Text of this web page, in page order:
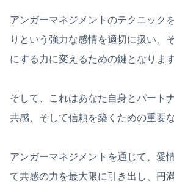
アンガーマネジメントのテクニック
りという強力な感情を適切に扱い、
にする力に変えるための鍵となります
そして、これはあなた自身とパート
共感、そして信頼を築くための重要
アンガーマネジメントを通じて、愛
て共感の力を最大限に引き出し、円